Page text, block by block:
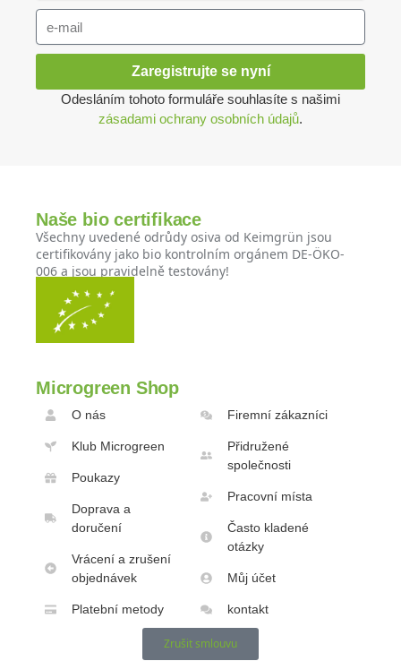
Zaregistrujte se nyní
Odesláním tohoto formuláře souhlasíte s našimi
zásadami ochrany osobních údajů.
Naše bio certifikace
Všechny uvedené odrůdy osiva od Keimgrün jsou
certifikovány jako bio kontrolním orgánem DE-ÖKO-
006 a jsou pravidelně testovány!
Microgreen Shop
O nás
Klub Microgreen
Poukazy
Doprava a
doručení
Vrácení a zrušení
objednávek
Platební metody
Firemní zákazníci
Přidružené
společnosti
Pracovní místa
Často kladené
otázky
Můj účet
kontakt
Zrušit smlouvu